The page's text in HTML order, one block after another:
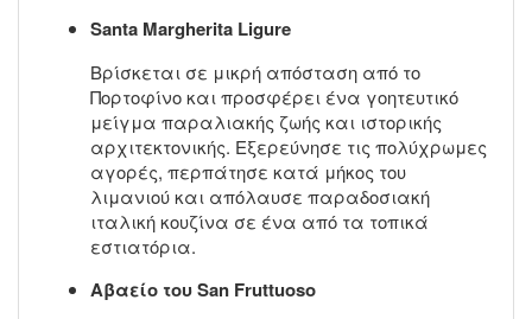
Santa Margherita Ligure
Βρίσκεται σε μικρή απόσταση από το
Πορτοφίνο και προσφέρει ένα γοητευτικό
μείγμα παραλιακής ζωής και ιστορικής
αρχιτεκτονικής. Εξερεύνησε τις πολύχρωμες
αγορές, περπάτησε κατά μήκος του
λιμανιού και απόλαυσε παραδοσιακή
ιταλική κουζίνα σε ένα από τα τοπικά
εστιατόρια.
Αβαείο του San Fruttuoso